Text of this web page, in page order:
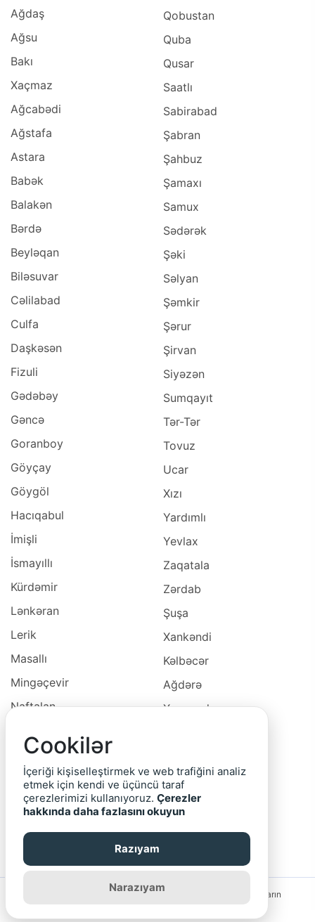
Ağdaş
Ağsu
Bakı
Xaçmaz
Ağcabədi
Ağstafa
Astara
Babək
Balakən
Bərdə
Beyləqan
Biləsuvar
Cəlilabad
Culfa
Daşkəsən
Fizuli
Gədəbəy
Gəncə
Goranboy
Göyçay
Göygöl
Hacıqabul
İmişli
İsmayıllı
Kürdəmir
Lənkəran
Lerik
Masallı
Mingəçevir
Naftalan
Neftçala
Oğuz
Ordubad
Qobustan
Quba
Qusar
Saatlı
Sabirabad
Şabran
Şahbuz
Şamaxı
Samux
Sədərək
Şəki
Səlyan
Şəmkir
Şərur
Şirvan
Siyəzən
Sumqayıt
Tər-Tər
Tovuz
Ucar
Xızı
Yardımlı
Yevlax
Zaqatala
Zərdab
Şuşa
Xankəndi
Kəlbəcər
Ağdərə
Xocavəd
Cəbrayıl
Qubadlı
Saytın rəhbərliyi reklam bannerlərinin və yerləşdirilmiş elanların
Cookilər
İçeriği kişiselleştirmek ve web trafiğini analiz
etmek için kendi ve üçüncü taraf
çerezlerimizi kullanıyoruz. Çerezler
hakkında daha fazlasını okuyun
Razıyam
Narazıyam